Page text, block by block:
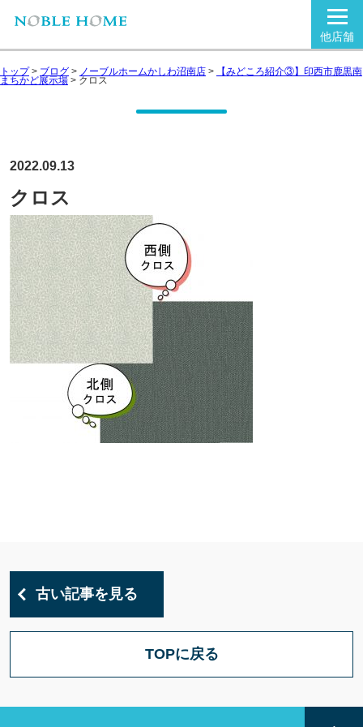
他店舗
トップ> ブログ > ノーブルホームかしわ沼南店 > 【みどころ紹介③】印西市鹿黒南
まちかど展示場 > クロス
2022.09.13
クロス
古い記事を見る
TOPに戻る